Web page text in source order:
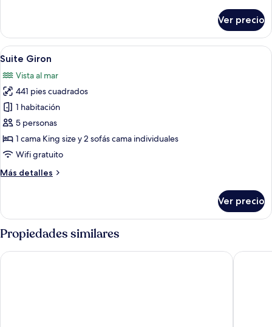
Giessbach
Ver precio
Abrir
todas
las
fotos
de
Suite
Giron
Un dormitorio con una cama de
4
Suite Giron
Vista al mar
441 pies cuadrados
1 habitación
5 personas
1 cama King size y 2 sofás cama individuales
Wifi gratuito
Más detalles
Más
Giron
Ver precio
Propiedades similares
Hotel Brienzerburli Victoria